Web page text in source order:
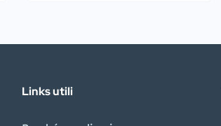
Links utili